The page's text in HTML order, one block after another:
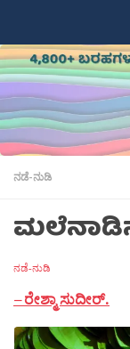
ನಡೆ-ನುಡಿ
ನಡೆ-ನುಡಿ
–ರೇಶ್ಮಾ ಸುದೀರ್.